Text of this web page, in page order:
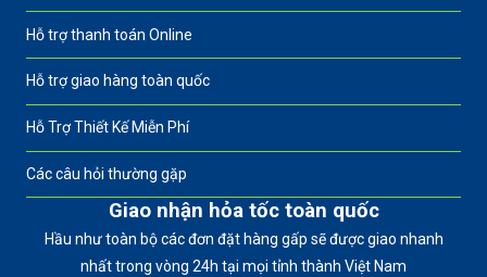
Hỗ trợ thanh toán Online
Hỗ trợ giao hàng toàn quốc
Hỗ Trợ Thiết Kế Miễn Phí
Các câu hỏi thường gặp
Giao nhận hỏa tốc toàn quốc
Hầu như toàn bộ các đơn đặt hàng gấp sẽ được giao nhanh
nhất trong vòng 24h tại mọi tỉnh thành Việt Nam